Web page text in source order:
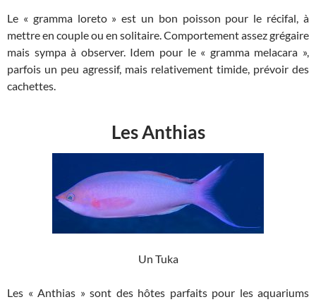
Le « gramma loreto » est un bon poisson pour le récifal, à
mettre en couple ou en solitaire. Comportement assez grégaire
mais sympa à observer. Idem pour le « gramma melacara »,
parfois un peu agressif, mais relativement timide, prévoir des
cachettes.
Les Anthias
Un Tuka
Les « Anthias » sont des hôtes parfaits pour les aquariums